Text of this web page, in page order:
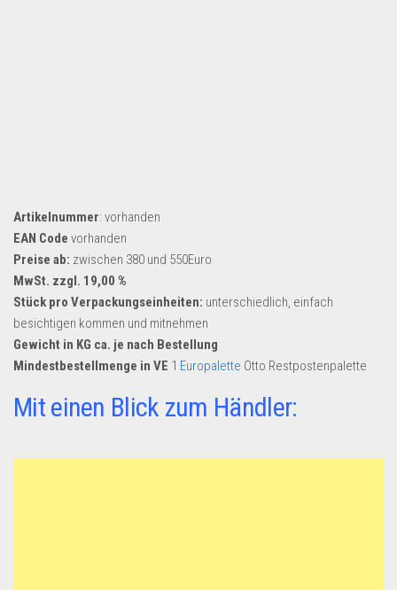
Artikelnummer: vorhanden
EAN Code vorhanden
Preise ab: zwischen 380 und 550Euro
MwSt. zzgl. 19,00 %
Stück pro Verpackungseinheiten: unterschiedlich, einfach
besichtigen kommen und mitnehmen
Gewicht in KG ca. je nach Bestellung
Mindestbestellmenge in VE 1 Europalette Otto Restpostenpalette
Mit einen Blick zum Händler: